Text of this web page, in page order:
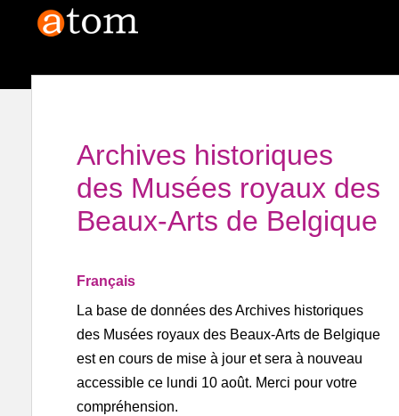
Archives historiques
des Musées royaux des
Beaux-Arts de Belgique
Français
La base de données des Archives historiques
des Musées royaux des Beaux-Arts de Belgique
est en cours de mise à jour et sera à nouveau
accessible ce lundi 10 août. Merci pour votre
compréhension.